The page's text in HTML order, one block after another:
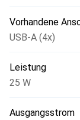
Vorhandene
USB-A (4x)
Leistung
25 W
Ausgangsstrom